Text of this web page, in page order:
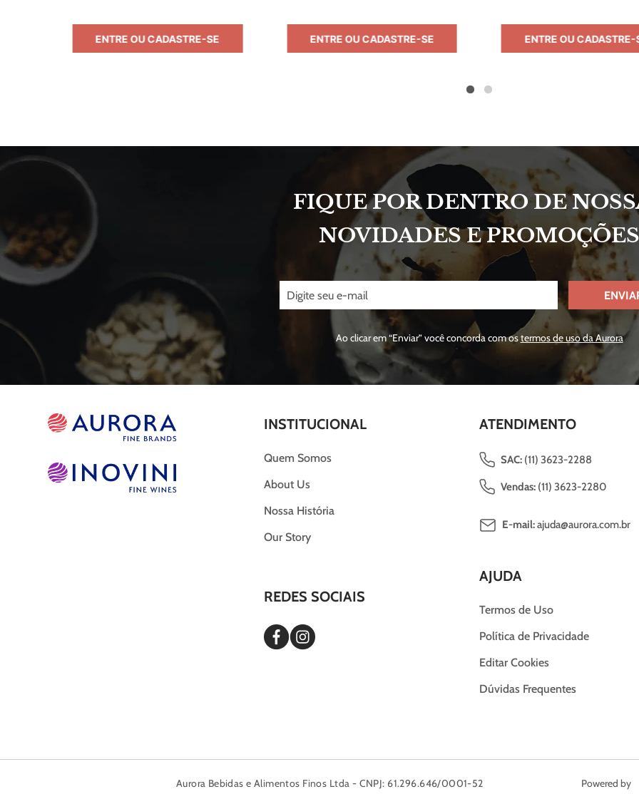
ENTRE OU CADASTRE-SE ENTRE OU CADASTRE-SE ENTRE OU CADASTRE-
FIQUE POR DENTRO DE
NOVIDADES E PROMOÇÕES
Ao clicar em “Enviar” você concorda com ostermos de uso da Aurora
INSTITUCIONAL
Quem Somos
About Us
Nossa História
Our Story
REDES SOCIAIS
ATENDIMENTO
SAC:(11) 3623-2288
Vendas:(11) 3623-2280
E-mail:ajuda@aurora.com.br
AJUDA
Termos de Uso
Política de Privacidade
Editar Cookies
Dúvidas Frequentes
Aurora Bebidas e Alimentos Finos Ltda - CNPJ: 61.296.646/0001-52
Powered by